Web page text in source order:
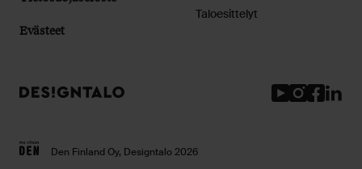
Evästeet
Taloesittelyt
Youtube
Instagram
Facebook
Den Finland Oy, Designtalo 2026